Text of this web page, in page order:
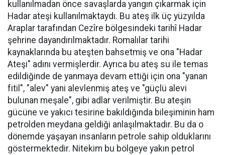
kullanılmadan önce savaşlarda yangın çıkarmak için
Hadar ateşi kullanılmaktaydı. Bu ateş ilk üç yüzyılda
Araplar tarafından Cezîre bölgesindeki tarihî Hadar
şehrine dayandırılmaktadır. Romalılar tarihi
kaynaklarında bu ateşten bahsetmiş ve ona "Hadar
Ateşi" adını vermişlerdir. Ayrıca bu ateş su ile temas
edildiğinde de yanmaya devam ettiği için ona "yanan
fitil", "alev" yani alevlenmiş ateş ve "güçlü alevi
bulunan meşale", gibi adlar verilmiştir. Bu ateşin
gücüne ve yakıcı tesirine bakıldığında bileşiminin ham
petrolden meydana geldiği anlaşılmaktadır. Bu da o
dönemde yaşayan insanların petrole sahip olduklarını
göstermektedir. Nitekim bu bölgeye yakın petrol